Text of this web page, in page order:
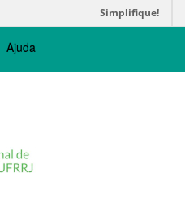
Simplifique!
Ajuda